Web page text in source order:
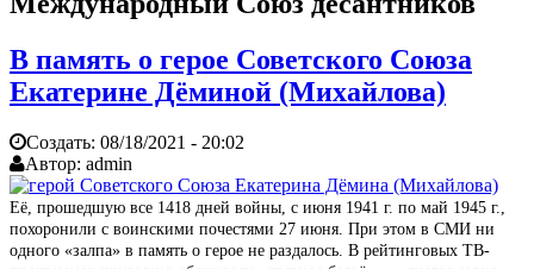
В память о герое Советского Союза
Екатерине Дёминой (Михайлова)
Создать: 08/18/2021 - 20:02
Автор: admin
Её, прошедшую все 1418 дней войны, с июня 1941 г. по май 1945 г.,
похоронили с воинскими почестями 27 июня. При этом в СМИ ни
одного «залпа» в память о герое не раздалось. В рейтинговых ТВ-